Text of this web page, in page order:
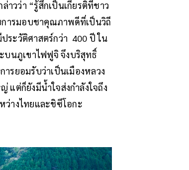
าวว่า “รู้สึกเป็นเกียรติที่ชาว
การมอบชาคุณภาพดีที่เป็นวิถี
ระวัติศาสตร์กว่า 400 ปี ใน
นภูเขาไฟฟูจิ จึงบริสุทธิ์
รยอมรับว่าเป็นเมืองหลวง
แต่ก็ยังมีน้ำใจส่งกำลังใจถึง
างไทยและชิซึโอกะ